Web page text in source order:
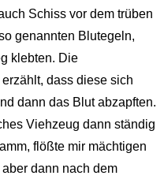
Schiss vor dem trüben
genannten Blutegeln,
klebten. Die
dass diese sich
dann das Blut abzapften.
Viehzeug dann ständig
flößte mir mächtigen
dann nach dem